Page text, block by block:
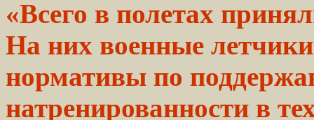
«Всего в полетах
На них военные
нормативы по
натренированности в